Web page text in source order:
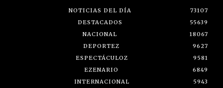
NOTICIAS DEL DÍA
73107
DESTACADOS
55639
NACIONAL
18067
DEPORTEZ
9627
ESPECTÁCULOZ
9581
EZENARIO
6849
INTERNACIONAL
5943